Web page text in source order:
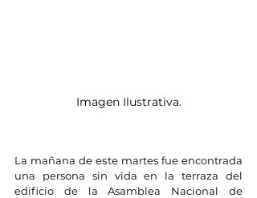
Imagen Ilustrativa.
La mañana de este martes fue encontrada
una persona sin vida en la terraza del
edificio de la Asamblea Nacional de